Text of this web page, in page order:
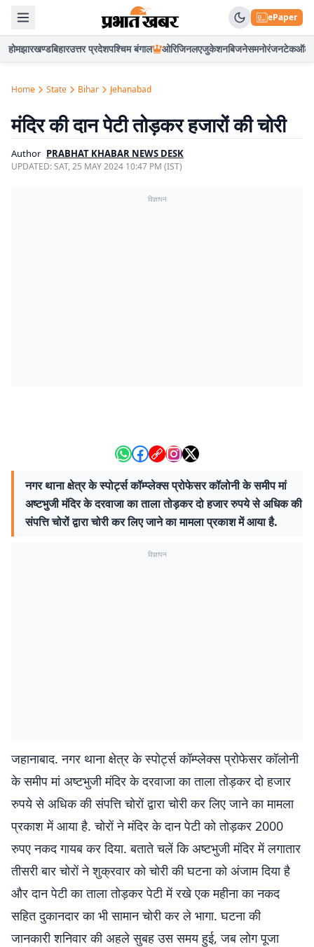
ePaper
होमझारखण्डबिहारउत्तर प्रदेशपश्चिम बंगाल ओरिजिनलएजुकेशनबिजनेसमनोरंजनटेकऑटो
Home State Bihar Jehanabad
मंदिर की दान पेटी तोड़कर हजारों की चोरी
Author PRABHAT KHABAR NEWS DESK
UPDATED:SAT, 25 MAY 2024 10:47 PM (IST)
विज्ञापन
नगर थाना क्षेत्र के स्पोर्ट्स कॉम्प्लेक्स प्रोफेसर कॉलोनी के समीप मां
अष्टभुजी मंदिर के दरवाजा का ताला तोड़कर दो हजार रुपये से अधिक की
संपत्ति चोरों द्वारा चोरी कर लिए जाने का मामला प्रकाश में आया है.
विज्ञापन
जहानाबाद. नगर थाना क्षेत्र के स्पोर्ट्स कॉम्प्लेक्स प्रोफेसर कॉलोनी
के समीप मां अष्टभुजी मंदिर के दरवाजा का ताला तोड़कर दो हजार
रुपये से अधिक की संपत्ति चोरों द्वारा चोरी कर लिए जाने का मामला
प्रकाश में आया है. चोरों ने मंदिर के दान पेटी को तोड़कर 2000
रुपए नकद गायब कर दिया. बताते चलें कि अष्टभुजी मंदिर में लगातार
तीसरी बार चोरों ने शुक्रवार को चोरी की घटना को अंजाम दिया है
और दान पेटी का ताला तोड़कर पेटी में रखे एक महीना का नकद
सहित दुकानदार का भी सामान चोरी कर ले भागा. घटना की
जानकारी शनिवार की अहले सुबह उस समय हुई, जब लोग पूजा